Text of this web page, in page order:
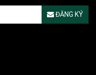
ĐĂNG KÝ